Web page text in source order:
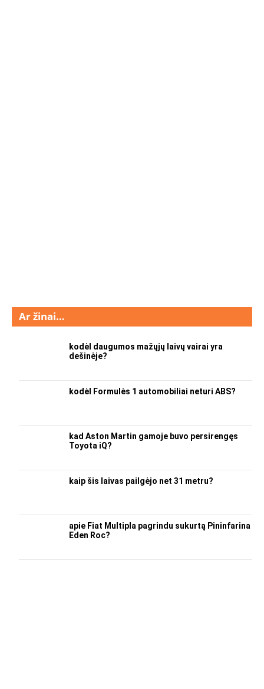
Ar žinai…
kodėl daugumos mažųjų laivų vairai yra
dešinėje?
kodėl Formulės 1 automobiliai neturi ABS?
kad Aston Martin gamoje buvo persirengęs
Toyota iQ?
kaip šis laivas pailgėjo net 31 metru?
apie Fiat Multipla pagrindu sukurtą Pininfarina
Eden Roc?